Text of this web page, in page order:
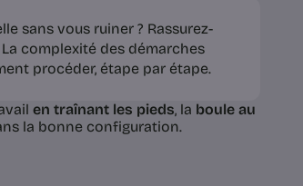
sans vous ruiner ? Rassurez-
complexité des démarches
procéder, étape par étape.
en traînant les pieds, la boule au
la bonne configuration.